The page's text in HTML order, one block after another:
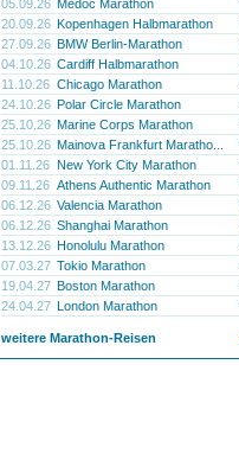
05.09.26 Médoc Marathon
20.09.26 Kopenhagen Halbmarathon
27.09.26 BMW Berlin-Marathon
04.10.26 Cardiff Halbmarathon
11.10.26 Chicago Marathon
24.10.26 Polar Circle Marathon
25.10.26 Marine Corps Marathon
25.10.26 Mainova Frankfurt Maratho...
01.11.26 New York City Marathon
09.11.26 Athens Authentic Marathon
06.12.26 Valencia Marathon
06.12.26 Shanghai Marathon
13.12.26 Honolulu Marathon
07.03.27 Tokio Marathon
19.04.27 Boston Marathon
24.04.27 London Marathon
weitere Marathon-Reisen